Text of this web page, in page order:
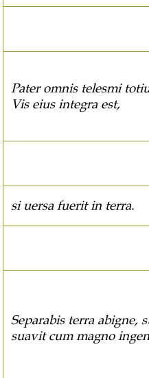
Pater omnis telesmi
Vis eius integra est,
si uersa fuerit in terra.
Separabis terra abigne,
suavit cum magno